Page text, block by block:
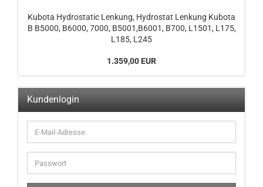
Kubota Hydrostatic Lenkung, Hydrostat Lenkung Kubota
B B5000, B6000, 7000, B5001,B6001, B700, L1501, L175,
L185, L245
1.359,00 EUR
Kundenlogin